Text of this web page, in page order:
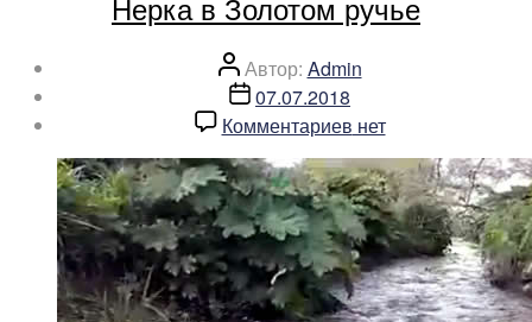
жизнь»
Автор
записи
Автор: Admin
Дата
записи
07.07.2018
Комментариевк
Нерка
в
Золотом
ручье
нет